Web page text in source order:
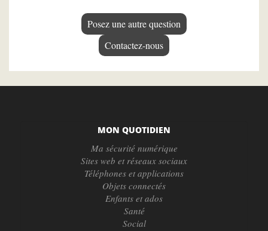
Posez une autre question
Contactez-nous
MON QUOTIDIEN
Ma sécurité numérique
Sites web et réseaux sociaux
Téléphones et applications
Objets connectés
Enfants et ados
Santé
Social